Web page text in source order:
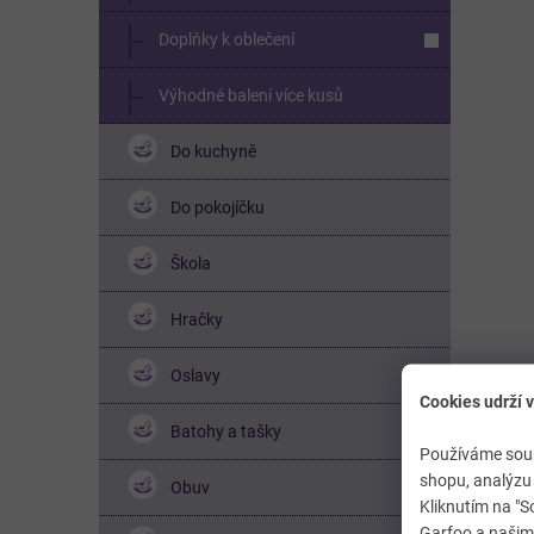
Cookies udrží
Používáme
shopu,
Kliknutím na
Doplňky k oblečení
Výhodné balení více kusů
Do kuchyně
Do pokojíčku
Škola
Hračky
Oslavy
Batohy a tašky
Obuv